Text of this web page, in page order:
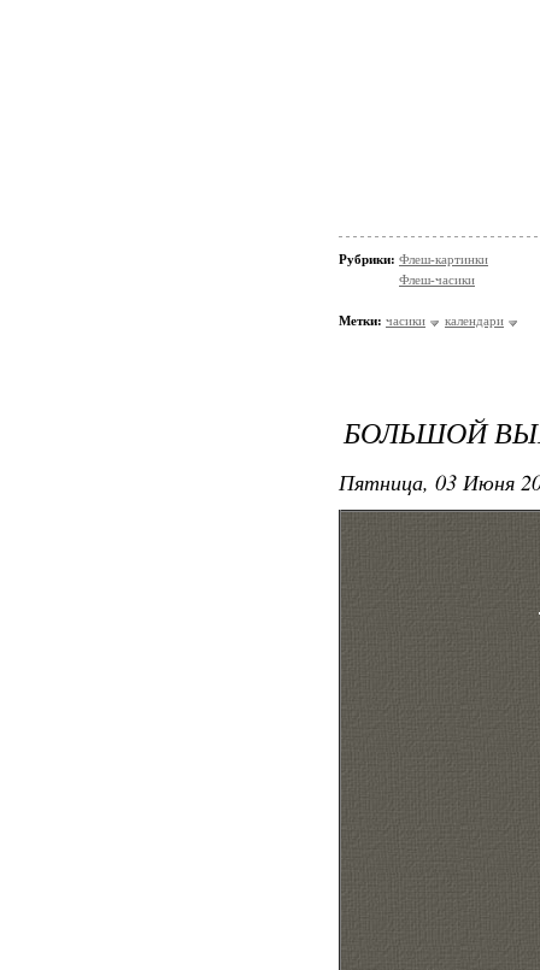
Рубрики: Флеш-картинки
Флеш-часики
Метки: часики календари
БОЛЬШОЙ
Пятница, 03 Июня